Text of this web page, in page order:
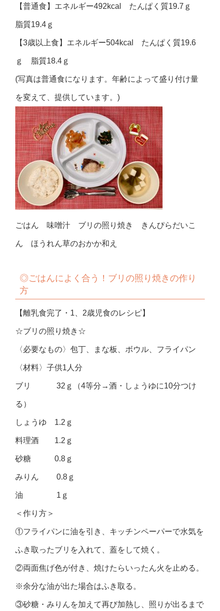
【普通食】エネルギー492kcal たんぱく質19.7ｇ
脂質19.4ｇ
【3歳以上食】エネルギー504kcal たんぱく質19.6
ｇ 脂質18.4ｇ
(写真は普通食になります。年齢によって盛り付け量
を変えて、提供しています。)
ごはん 味噌汁 ブリの照り焼き きんぴらだいこ
ん ほうれん草のおかか和え
◎ごはんによく合う！ ブリの照り焼きの作り
方
【離乳食完了・1、2歳児食のレシピ】
☆ブリの照り焼き☆
〈必要なもの〉包丁、まな板、ボウル、フライパン
〈材料〉子供1人分
ブリ 32ｇ（4等分→酒・しょうゆに10分つけ
る）
しょうゆ 1.2ｇ
料理酒 1.2ｇ
砂糖 0.8ｇ
みりん 0.8ｇ
油 1ｇ
＜作り方＞
①フライパンに油を引き、キッチンペーパーで水気を
ふき取ったブリを入れて、蓋をして焼く。
②両面焦げ色が付き、焼けたらいったん火を止める。
※余分な油が出た場合はふき取る。
③砂糖・みりんを加えて再び加熱し、照りが出るまで